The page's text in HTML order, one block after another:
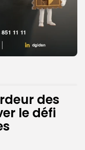
des
le défi